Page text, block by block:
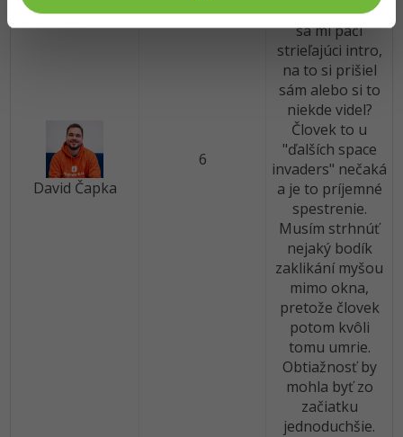
David Čapka
6
ozvučenie, veľmi
sa mi páči
strieľajúci intro,
na to si prišiel
sám alebo si to
niekde videl?
Človek to u
"ďalších space
invaders" nečaká
a je to príjemné
spestrenie.
Musím strhnúť
nejaký bodík
zaklikání myšou
mimo okna,
pretože človek
potom kvôli
tomu umrie.
Obtiažnosť by
mohla byť zo
začiatku
jednoduchšie.